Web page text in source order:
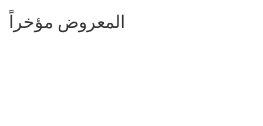
المعروض مؤخراً